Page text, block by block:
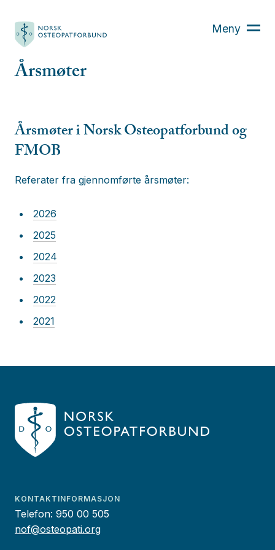
Finn din osteopat
Osteopaten
Om oss
Bli medlem
Meny
Årsmøter
Årsmøter i Norsk Osteopatforbund og
FMOB
Referater fra gjennomførte årsmøter:
2026
2025
2024
2023
2022
2021
KONTAKTINFORMASJON
Telefon: 950 00 505
nof@osteopati.org